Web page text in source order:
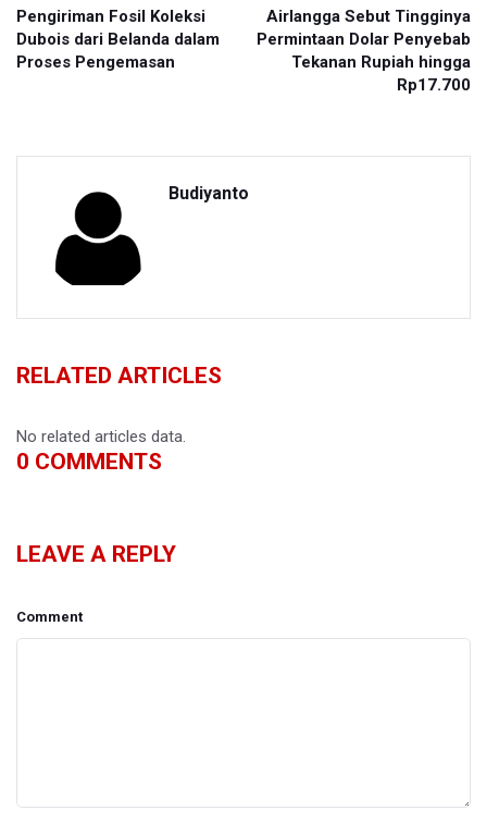
Pengiriman Fosil Koleksi
Dubois dari Belanda dalam
Proses Pengemasan
Airlangga Sebut Tingginya
Permintaan Dolar Penyebab
Tekanan Rupiah hingga
Rp17.700
Budiyanto
RELATED ARTICLES
No related articles data.
0 COMMENTS
LEAVE A REPLY
Comment